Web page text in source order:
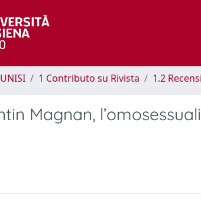
1 Contributo su Rivista 1.2
Magnan,